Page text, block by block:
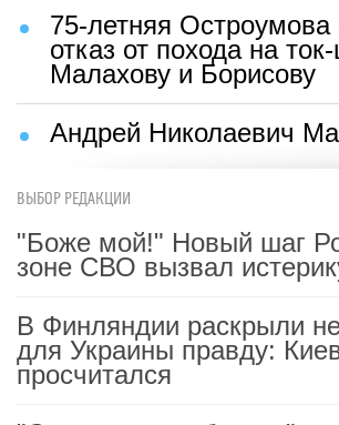
75-летняя Остроумова
отказ от похода на
Малахову и Борисову
Андрей Николаевич
ВЫБОР РЕДАКЦИИ
"Боже мой!" Новый шаг
зоне СВО вызвал
В Финляндии раскрыли
для Украины правду:
просчитался